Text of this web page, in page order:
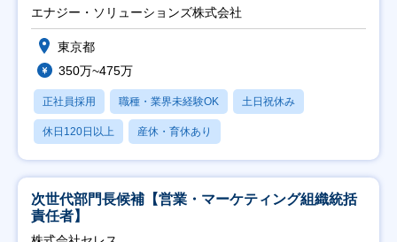
エナジー・ソリューションズ株式会社
東京都
350万~475万
正社員採用 職種・業界未経験OK 土日祝休み
休日120日以上 産休・育休あり
次世代部門長候補【営業・マーケティング組織統括
責任者】